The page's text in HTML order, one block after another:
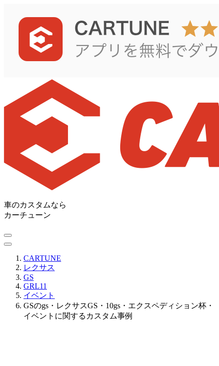
車のカスタムなら
カーチューン
CARTUNE
レクサス
GS
GRL11
イベント
GSのgs・レクサスGS・10gs・エクスペディション杯・
イベントに関するカスタム事例